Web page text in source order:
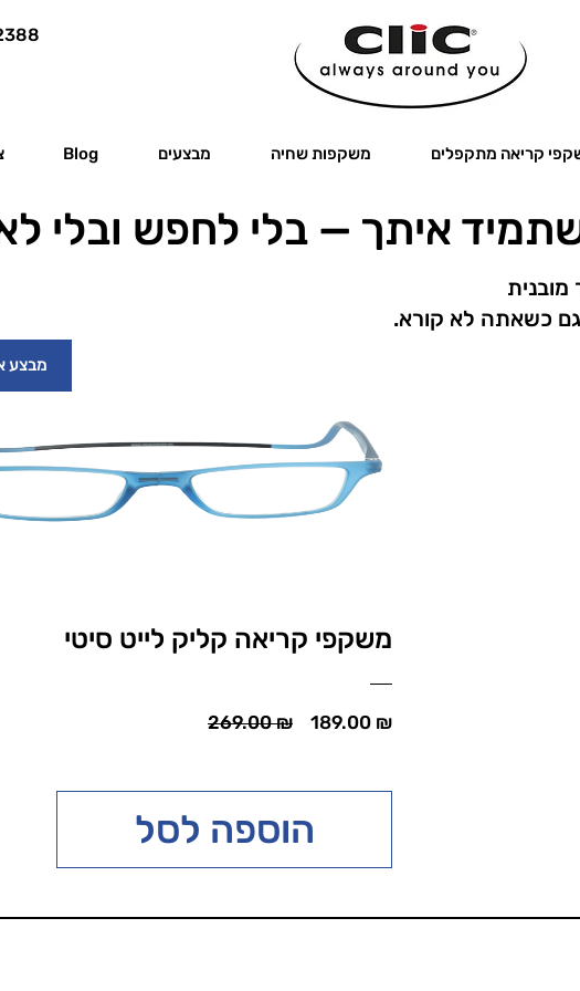
קריאה מתקפלים משקפות שחיה מבצעים Blog
איתך — בלי לחפש ובלי
גם כשאתה לא קורא.
מבצע
משקפי קריאה קליק לייט סיטי
269.00 ₪ מחיר רגיל
189.00 ₪מחיר מבצע
הוספה לסל